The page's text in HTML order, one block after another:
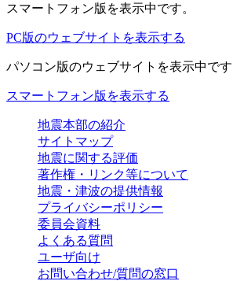
スマートフォン版 を表示中です。
PC版のウェブサイトを表示する
パソコン版のウェブサイトを表示中です
スマートフォン版を表示する
地震本部の紹介
サイトマップ
地震に関する評価
著作権・リンク等について
地震・津波の提供情報
プライバシーポリシー
委員会資料
よくある質問
ユーザ向け
お問い合わせ/質問の窓口